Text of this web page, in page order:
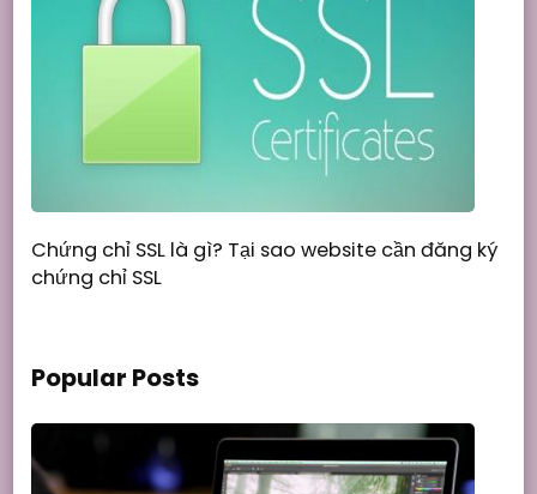
Chứng chỉ SSL là gì? Tại sao website cần đăng ký
chứng chỉ SSL
Popular Posts